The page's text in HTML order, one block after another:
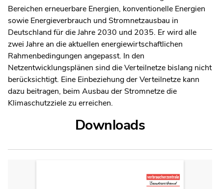
Bereichen erneuerbare Energien, konventionelle Energien
sowie Energieverbrauch und Stromnetzausbau in
Deutschland für die Jahre 2030 und 2035. Er wird alle
zwei Jahre an die aktuellen energiewirtschaftlichen
Rahmenbedingungen angepasst. In den
Netzentwicklungsplänen sind die Verteilnetze bislang nicht
berücksichtigt. Eine Einbeziehung der Verteilnetze kann
dazu beitragen, beim Ausbau der Stromnetze die
Klimaschutzziele zu erreichen.
Downloads